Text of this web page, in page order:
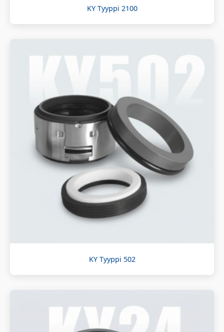
KY Tyyppi 2100
KY Tyyppi 502